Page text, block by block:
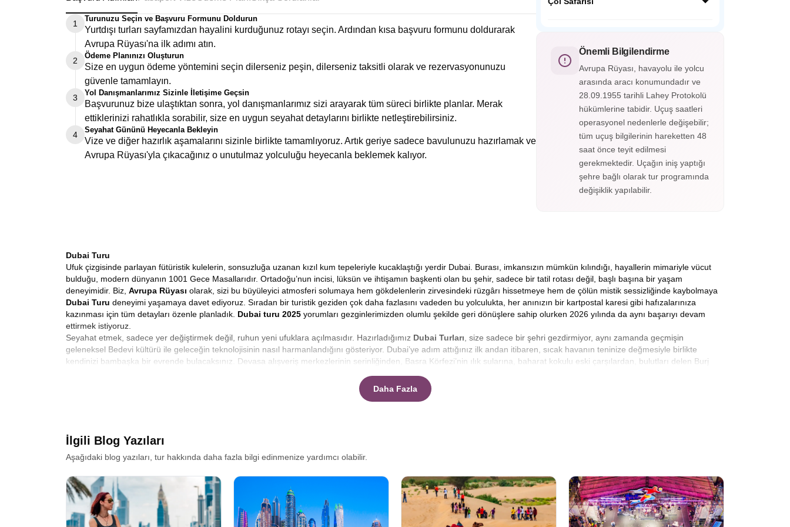
1
Turunuzu Seçin ve Başvuru Formunu Doldurun
Yurtdışı turları sayfamızdan hayalini kurduğunuz rotayı seçin. Ardından kısa başvuru formunu doldurarak
Avrupa Rüyası'na ilk adımı atın.
2
Ödeme Planınızı Oluşturun
Size en uygun ödeme yöntemini seçin dilerseniz peşin, dilerseniz taksitli olarak ve rezervasyonunuzu
güvenle tamamlayın.
3
Yol Danışmanlarımız Sizinle İletişime Geçsin
Başvurunuz bize ulaştıktan sonra, yol danışmanlarımız sizi arayarak tüm süreci birlikte planlar. Merak
ettiklerinizi rahatlıkla sorabilir, size en uygun seyahat detaylarını birlikte netleştirebilirsiniz.
4
Seyahat Gününü Heyecanla Bekleyin
Vize ve diğer hazırlık aşamalarını sizinle birlikte tamamlıyoruz. Artık geriye sadece bavulunuzu hazırlamak ve
Avrupa Rüyası'yla çıkacağınız o unutulmaz yolculuğu heyecanla beklemek kalıyor.
araçlarla safari, deve gezisi, kum sörfü ve
Arap gecesi eğlencesiyle dolu benzersiz bir
deneyim sunar.
Önemli Bilgilendirme
Avrupa Rüyası, havayolu ile yolcu
arasında aracı konumundadır ve
28.09.1955 tarihli Lahey Protokolü
hükümlerine tabidir. Uçuş saatleri
operasyonel nedenlerle değişebilir;
tüm uçuş bilgilerinin hareketten 48
saat önce teyit edilmesi
gerekmektedir. Uçağın iniş yaptığı
şehre bağlı olarak tur programında
değişiklik yapılabilir.
Dubai Turu
Ufuk çizgisinde parlayan fütüristik kulelerin, sonsuzluğa uzanan kızıl kum tepeleriyle kucaklaştığı yerdir Dubai. Burası, imkansızın mümkün kılındığı, hayallerin mimariyle vücut
bulduğu, modern dünyanın 1001 Gece Masallarıdır. Ortadoğu’nun incisi, lüksün ve ihtişamın başkenti olan bu şehir, sadece bir tatil rotası değil, başlı başına bir yaşam
deneyimidir. Biz, Avrupa Rüyası olarak, sizi bu büyüleyici atmosferi solumaya hem gökdelenlerin zirvesindeki rüzgârı hissetmeye hem de çölün mistik sessizliğinde kaybolmaya
Dubai Turu deneyimi yaşamaya davet ediyoruz. Sıradan bir turistik geziden çok daha fazlasını vadeden bu yolculukta, her anınızın bir kartpostal karesi gibi hafızalarınıza
kazınması için tüm detayları özenle planladık. Dubai turu 2025 yorumları gezginlerimizden olumlu şekilde geri dönüşlere sahip olurken 2026 yılında da aynı başarıyı devam
ettirmek istiyoruz.
Seyahat etmek, sadece yer değiştirmek değil, ruhun yeni ufuklara açılmasıdır. Hazırladığımız Dubai Turları , size sadece bir şehri gezdirmiyor, aynı zamanda geçmişin
geleneksel Bedevi kültürü ile geleceğin teknolojisinin nasıl harmanlandığını gösteriyor. Dubai’ye adım attığınız ilk andan itibaren, sıcak havanın teninize değmesiyle birlikte
kendinizi bambaşka bir evrende bulacaksınız. Devasa alışveriş merkezlerinin serinliğinden, Basra Körfezi’nin ılık sularına, baharat kokulu eski çarşılardan, bulutları delen Burj
Dubai’nin sadece görünen yüzünü değil, gizli kalmış hazinelerini de keşfedeceksiniz.
Dubai turlarında hangi aktiviteler yapılır?
nedir gibi konularda tüm bilgileri yazımızda bulacaksınız.
hazırlanmıştır. Konaklamadan ulaşıma, rehberlik hizmetlerinden çevre gezilerine kadar her aşamada Avrupa Rüyasının profesyonel dokunuşunu hissedeceksiniz. Paketlerimizin
içeriği, sizi yormadan, şehrin en ikonik noktalarını en verimli şekilde görebilmeniz üzerine optimize edilmiştir. Böylece acaba nereye gitsem endişesi yaşamadan, sadece anın
Uçaklı Dubai Turları
Yolculuğun başlangıcı, tatilin kalitesini belirleyen en önemli unsurdur. Bu nedenle
Uçaklı Dubai Turlarıprogramımızda, en güvenilir havayolu şirketleriyle iş birliği yaparak,
konforlu ve güvenli bir uçuş deneyimi sunuyoruz. İstanbul’dan havalanan uçağınızın penceresinden bulutları izlerken, sizi bekleyen maceranın heyecanını hissetmeye
başlayacaksınız. Havaalanı transferlerinizden Dubai otelleriarasında en iyi tercihlerin yapılmasına kadar tüm detaylar tarafımızca planlandığı için size sadece koltuğunuza
Daha Fazla
İlgili Blog Yazıları
Aşağıdaki blog yazıları, tur hakkında daha fazla bilgi edinmenize yardımcı olabilir.